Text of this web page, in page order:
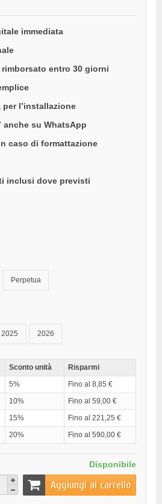
immediata
entro 30 giorni
l’installazione
anche su WhatsApp
caso di formattazione
inclusi dove previsti
Perpetua
2025 2026
Sconto unità
Risparmi
5%
Fino al 8,85 €
10%
Fino al 59,00 €
15%
Fino al 221,25 €
20% Fino al 590,00 €
Disponibile
Aggiungi al carrello